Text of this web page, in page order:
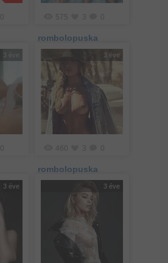
575 3
rombolopuska
3 éve 3 éve
460 3
rombolopuska
3 éve 3 éve